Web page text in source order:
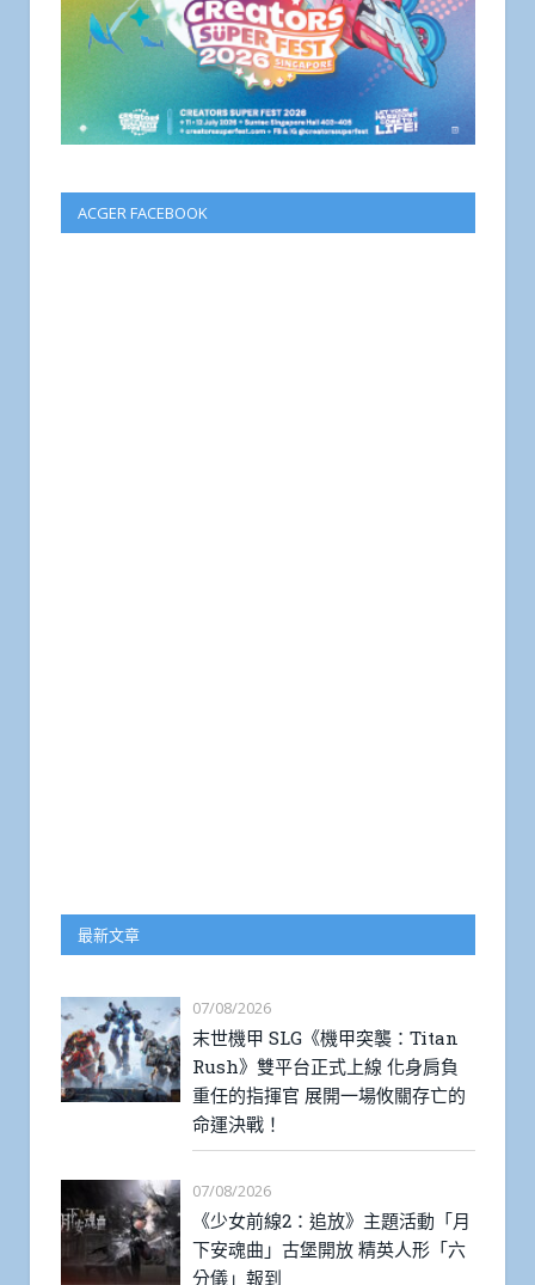
ACGER FACEBOOK
最新文章
07/08/2026
末世機甲 SLG《機甲突襲：Titan
Rush》雙平台正式上線 化身肩負
重任的指揮官 展開一場攸關存亡的
命運決戰！
07/08/2026
《少女前線2：追放》主題活動「月
下安魂曲」古堡開放 精英人形「六
分儀」報到